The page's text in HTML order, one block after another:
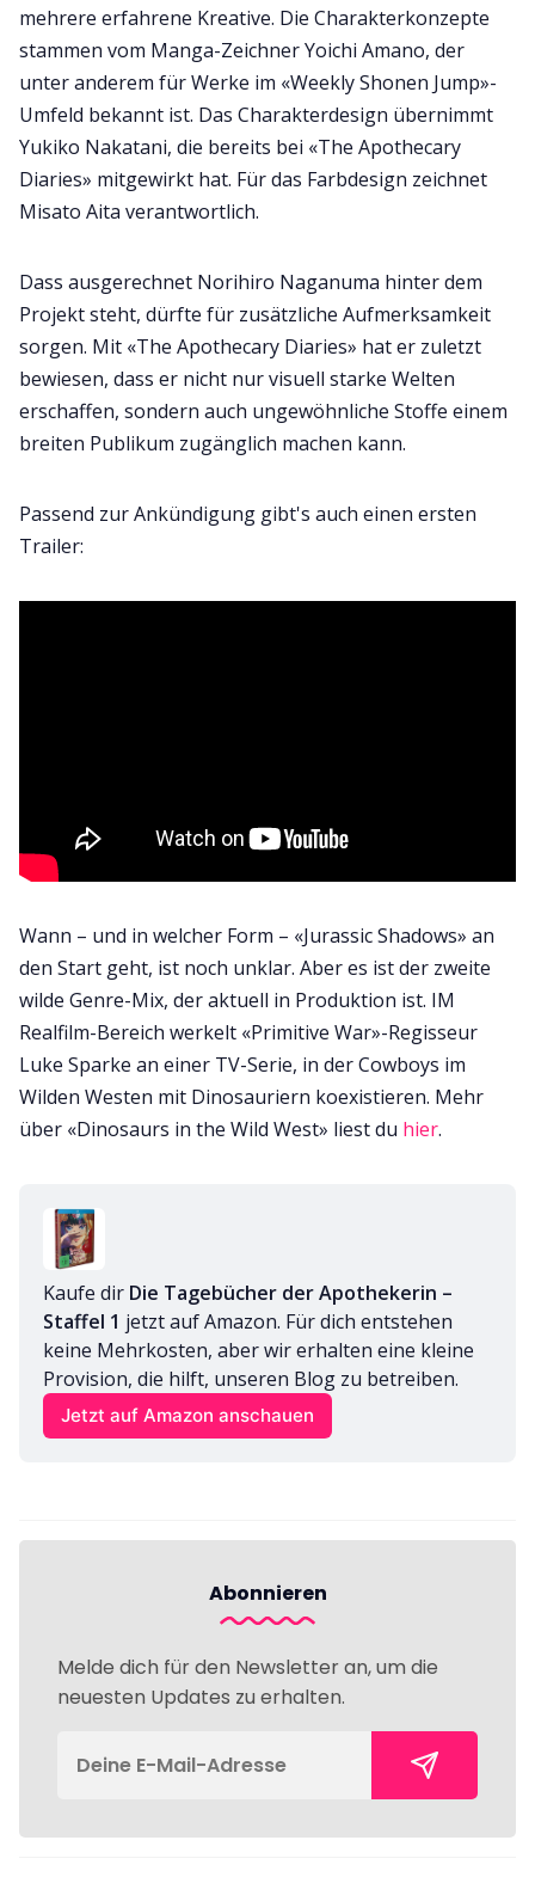
mehrere erfahrene Kreative. Die Charakterkonzepte
stammen vom Manga-Zeichner Yoichi Amano, der
unter anderem für Werke im «Weekly Shonen Jump»-
Umfeld bekannt ist. Das Charakterdesign übernimmt
Yukiko Nakatani, die bereits bei «The Apothecary
Diaries» mitgewirkt hat. Für das Farbdesign zeichnet
Misato Aita verantwortlich.
Dass ausgerechnet Norihiro Naganuma hinter dem
Projekt steht, dürfte für zusätzliche Aufmerksamkeit
sorgen. Mit «The Apothecary Diaries» hat er zuletzt
bewiesen, dass er nicht nur visuell starke Welten
erschaffen, sondern auch ungewöhnliche Stoffe einem
breiten Publikum zugänglich machen kann.
Passend zur Ankündigung gibt's auch einen ersten
Trailer:
Wann – und in welcher Form – «Jurassic Shadows» an
den Start geht, ist noch unklar. Aber es ist der zweite
wilde Genre-Mix, der aktuell in Produktion ist. IM
Realfilm-Bereich werkelt «Primitive War»-Regisseur
Luke Sparke an einer TV-Serie, in der Cowboys im
Wilden Westen mit Dinosauriern koexistieren. Mehr
über «Dinosaurs in the Wild West» liest du hier.
Kaufe dir Die Tagebücher der Apothekerin –
Staffel 1 jetzt auf Amazon. Für dich entstehen
keine Mehrkosten, aber wir erhalten eine kleine
Provision, die hilft, unseren Blog zu betreiben.
Jetzt auf Amazon anschauen
Abonnieren
Melde dich für den Newsletter an, um die
neuesten Updates zu erhalten.